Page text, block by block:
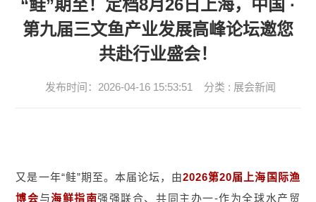
“鲑”期至！定档8月26日上海，中国 ·
第九届三文鱼产业发展高峰论坛邀您
共赴行业盛会！
发布时间：2026-04-16 15:53:51 分类 : 展会新闻
又是一年“鲑”期至。本届论坛，由2026第20届上海国际渔
博会与海鲜指南强强联合、共同主办一-作为全球水产贸